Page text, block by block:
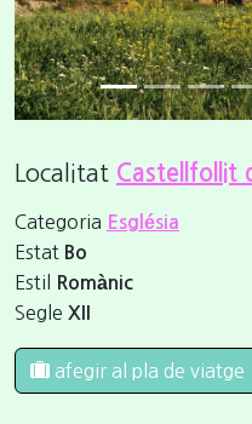
Localitat Castellfollit
Categoria Església
Estat Bo
Estil Romànic
Segle XII
afegir al pla de viatge